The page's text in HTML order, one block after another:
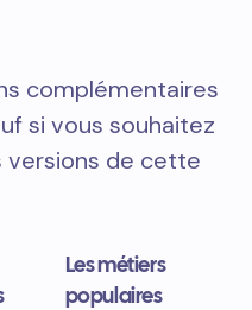
complémentaires
si vous souhaitez
versions de cette
Les métiers
populaires